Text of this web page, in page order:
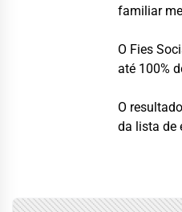
familiar
O Fies
até 100%
O
da lista de